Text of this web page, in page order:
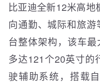
比亚迪全新12米高
向通勤、城际和旅
台整体架构，该车
多达121个20英寸的
驶辅助系统，搭载